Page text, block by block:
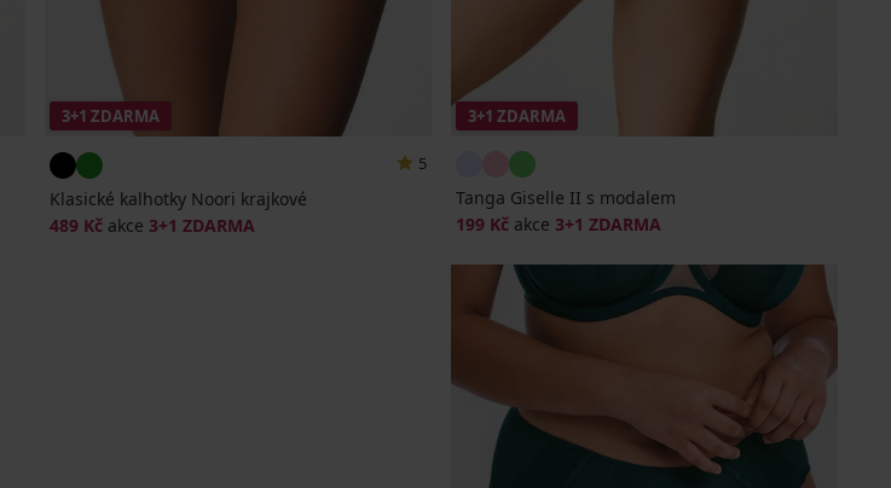
3+1 ZDARMA
5
Klasické kalhotky Noori krajkové
489 Kč akce 3+1 ZDARMA
3+1 ZDARMA
Tanga Giselle II s modalem
199 Kč akce 3+1 ZDARMA